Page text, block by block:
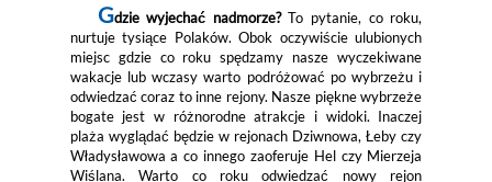
Gdzie wyjechać nadmorze?To pytanie, co roku,
nurtuje tysiące Polaków. Obok oczywiście ulubionych
miejsc gdzie co roku spędzamy nasze wyczekiwane
wakacje lub wczasy warto podróżować po wybrzeżu i
odwiedzać coraz to inne rejony. Nasze piękne wybrzeże
bogate jest w różnorodne atrakcje i widoki. Inaczej
plaża wyglądać będzie w rejonach Dziwnowa, Łeby czy
Władysławowa a co innego zaoferuje Hel czy Mierzeja
Wiślana. Warto co roku odwiedzać nowy rejon